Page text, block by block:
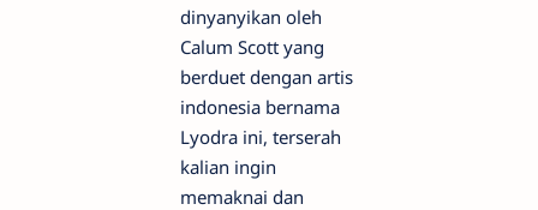
dinyanyikan oleh
Calum Scott yang
berduet dengan artis
indonesia bernama
Lyodra ini, terserah
kalian ingin
memaknai dan